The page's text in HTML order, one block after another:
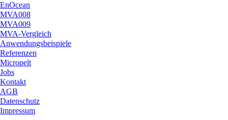
EnOcean
MVA008
MVA009
MVA-Vergleich
Anwendungsbeispiele
Referenzen
Micropelt
Jobs
Kontakt
AGB
Datenschutz
Impressum